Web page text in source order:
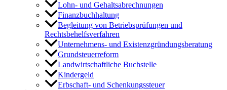
Lohn- und Gehaltsabrechnungen
Finanzbuchhaltung
Begleitung von Betriebsprüfungen und
Rechtsbehelfsverfahren
Unternehmens- und Existenzgründungsberatung
Grundsteuerreform
Landwirtschaftliche Buchstelle
Kindergeld
Erbschaft- und Schenkungssteuer